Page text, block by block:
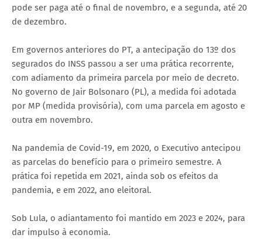
pode ser paga até o final de novembro, e a segunda, até 20
de dezembro.
Em governos anteriores do PT, a antecipação do 13º dos
segurados do INSS passou a ser uma prática recorrente,
com adiamento da primeira parcela por meio de decreto.
No governo de Jair Bolsonaro (PL), a medida foi adotada
por MP (medida provisória), com uma parcela em agosto e
outra em novembro.
Na pandemia de Covid-19, em 2020, o Executivo antecipou
as parcelas do benefício para o primeiro semestre. A
prática foi repetida em 2021, ainda sob os efeitos da
pandemia, e em 2022, ano eleitoral.
Sob Lula, o adiantamento foi mantido em 2023 e 2024, para
dar impulso à economia.